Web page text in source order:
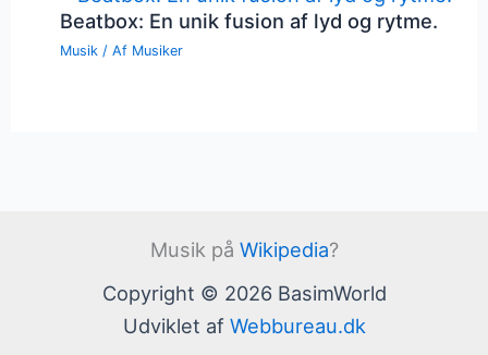
Beatbox: En unik fusion af lyd og rytme.
Musik / Af Musiker
Musik på Wikipedia?
Copyright © 2026 BasimWorld
Udviklet af Webbureau.dk